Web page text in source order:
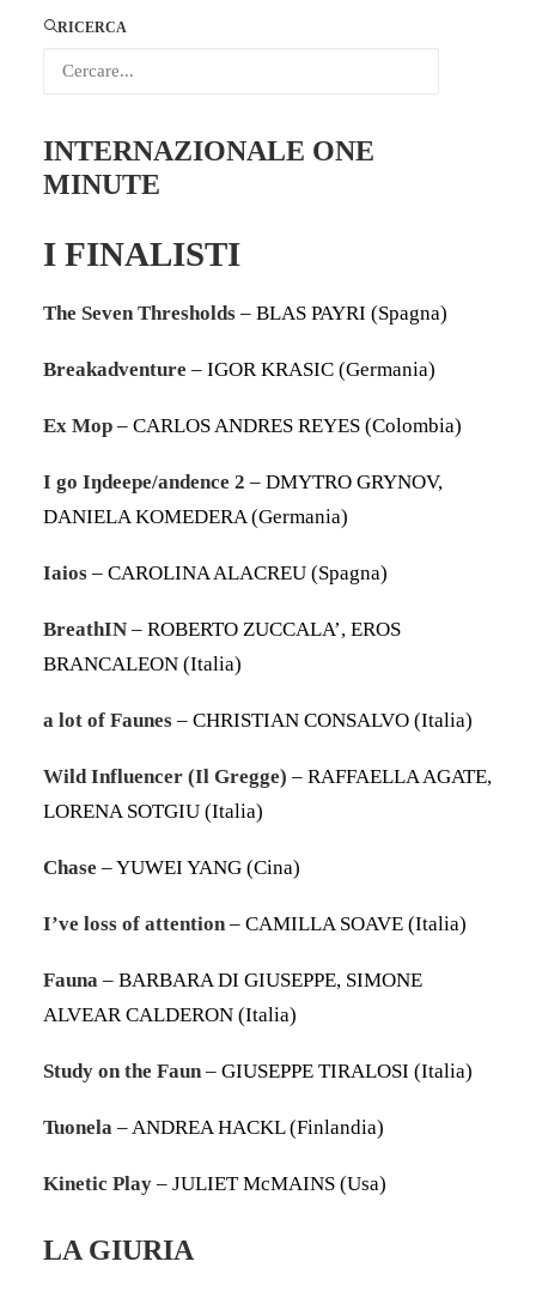
RICERCA
finaliste che concorrono per
della giuria, selezionate fra le 25
INTERNAZIONALE ONE
MINUTE
I FINALISTI
The Seven Thresholds – BLAS PAYRI (Spagna)
Breakadventure – IGOR KRASIC (Germania)
Ex Mop – CARLOS ANDRES REYES (Colombia)
I go Iŋdeepe/andence 2 – DMYTRO GRYNOV,
DANIELA KOMEDERA (Germania)
Iaios – CAROLINA ALACREU (Spagna)
BreathIN – ROBERTO ZUCCALA’, EROS
BRANCALEON (Italia)
a lot of Faunes – CHRISTIAN CONSALVO (Italia)
Wild Influencer (Il Gregge) – RAFFAELLA AGATE,
LORENA SOTGIU (Italia)
Chase – YUWEI YANG (Cina)
I’ve loss of attention– CAMILLA SOAVE (Italia)
Fauna – BARBARA DI GIUSEPPE, SIMONE
ALVEAR CALDERON (Italia)
Study on the Faun– GIUSEPPE TIRALOSI (Italia)
Tuonela – ANDREA HACKL (Finlandia)
Kinetic Play – JULIET McMAINS (Usa)
LA GIURIA